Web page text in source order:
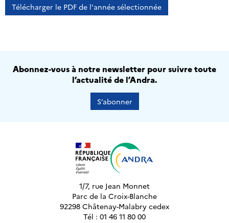
Télécharger le PDF de l'année sélectionnée
Abonnez-vous à notre newsletter pour suivre toute
l’actualité de l’Andra.
S’abonner
1/7, rue Jean Monnet
Parc de la Croix-Blanche
92298 Châtenay-Malabry cedex
Tél : 01 46 11 80 00